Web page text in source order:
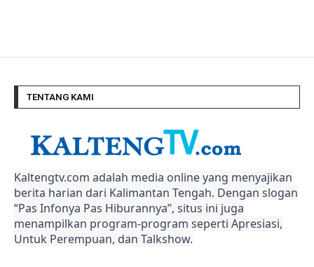
TENTANG KAMI
Kaltengtv.com adalah media online yang menyajikan
berita harian dari Kalimantan Tengah. Dengan slogan
“Pas Infonya Pas Hiburannya”, situs ini juga
menampilkan program-program seperti Apresiasi,
Untuk Perempuan, dan Talkshow.